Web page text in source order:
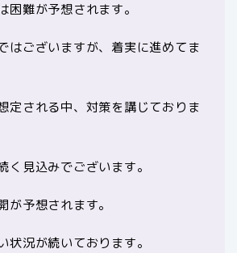
困難が予想されます。
はございますが、着実に進めてま
定される中、対策を講じておりま
く見込みでございます。
が予想されます。
状況が続いております。